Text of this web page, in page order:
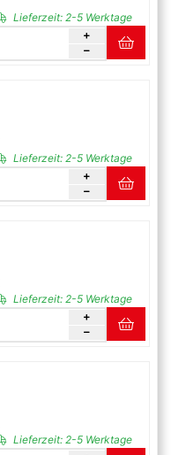
Lieferzeit:2-5 Werktage
Lieferzeit:2-5 Werktage
Lieferzeit:2-5 Werktage
Lieferzeit:2-5 Werktage